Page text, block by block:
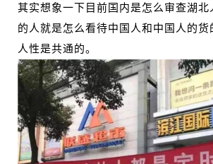
其实想象一下目前国内是怎么审查湖北
的人就是怎么看待中国人和中国人的货
人性是共通的。